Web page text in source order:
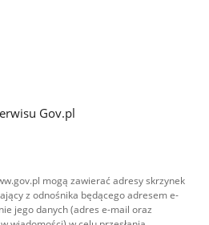
Gov.pl
mogą zawierać adresy skrzynek
z odnośnika będącego adresem e-
jego danych (adres e-mail oraz